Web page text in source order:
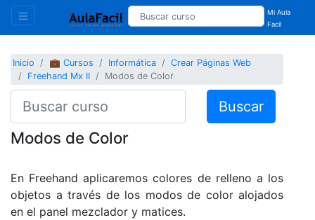
Mi Aula
Facil
Inicio 💼 Cursos Informática
Crear Páginas Web
Freehand Mx II
Modos de Color
Buscar
Modos de Color
En Freehand aplicaremos colores de relleno a los
objetos a través de los modos de color alojados
en el panel mezclador y matices.